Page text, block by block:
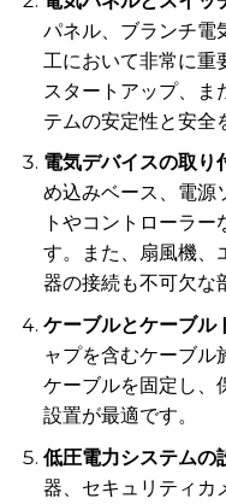
パネル、ブランチ電
工において非常に重
スタートアップ、ま
テムの安定性と安全
電気デバイスの取り
め込みベース、電源
トやコントローラ
す。また、扇風機、
器の接続も不可欠な
ケーブルとケーブル
ャプを含むケーブル
ケーブルを固定し、
設置が最適です。
低圧電力システムの
器、セキュリティカ